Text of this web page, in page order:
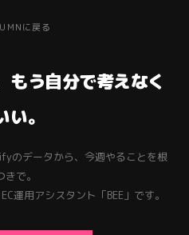
に戻る
もう自分で考えなく
い。
のデータから、今週やることを根
きで。
運用アシスタント「BEE」です。